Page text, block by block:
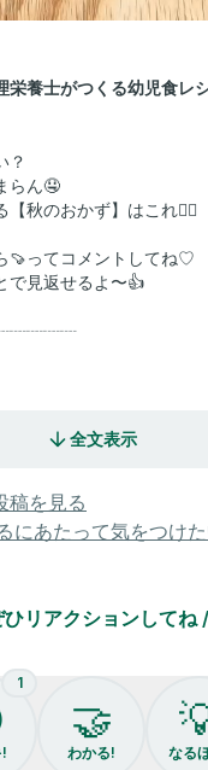
栄養士がつくる幼児食レ
？
らん🤤
秋のおかず】はこれ💁‍♀️
🍠ってコメントしてね♡
で見返せるよ〜👍
1
1
全文表示
稿を見る
にあたって気をつけ
リアクションしてね /
1
🤝
わかる! なる